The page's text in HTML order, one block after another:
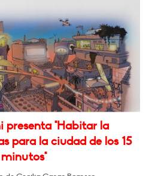
presenta "Habitar la
para la ciudad de los 15
minutos"